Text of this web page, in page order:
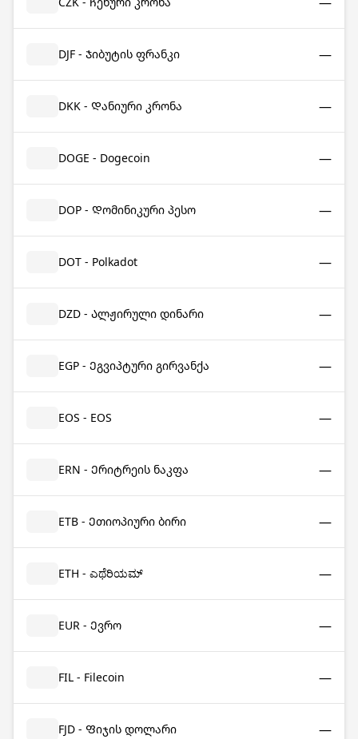
DJF - Ჯიბუტის ფრანკი —
DKK - Დანიური კრონა —
DOGE - Dogecoin —
DOP - Დომინიკური პესო —
DOT - Polkadot —
DZD - Ალჟირული დინარი —
EGP - Ეგვიპტური გირვანქა —
EOS - EOS —
ERN - Ერიტრეის ნაკფა —
ETB - Ეთიოპიური ბირი —
ETH - ಎಥೆರಿಯಮ್ —
EUR - Ევრო —
FIL - Filecoin —
FJD - Ფიჯის დოლარი —